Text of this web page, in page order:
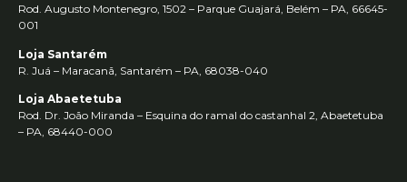
Rod. Augusto Montenegro, 1502 – Parque Guajará, Belém – PA, 66645-
001
Loja Santarém
R. Juá – Maracanã, Santarém – PA, 68038-040
Loja Abaetetuba
Rod. Dr. João Miranda – Esquina do ramal do castanhal 2, Abaetetuba
– PA, 68440-000